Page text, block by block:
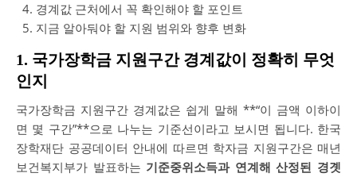
경계값 근처에서 꼭 확인해야 할 포인트
지금 알아둬야 할 지원 범위와 향후 변화
1. 국가장학금 지원구간 경계값이 정확히 무엇
인지
국가장학금 지원구간 경계값은 쉽게 말해 **“이 금액 이하이
면 몇 구간”**으로 나누는 기준선이라고 보시면 됩니다. 한국
장학재단 공공데이터 안내에 따르면 학자금 지원구간은 매년
보건복지부가 발표하는 기준중위소득과 연계해 산정된 경곗